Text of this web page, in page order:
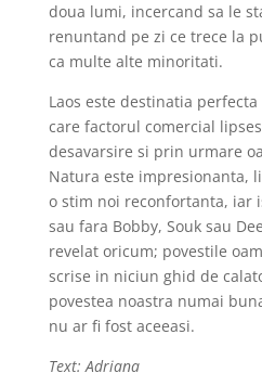
doua lumi, incercand sa le
renuntand pe zi ce trece la
ca multe alte minoritati.
Laos este destinatia
care factorul comercial
desavarsire si prin urmare
Natura este impresionanta,
o stim noi reconfortanta, iar
sau fara Bobby, Souk sau
revelat oricum; povestile
scrise in niciun ghid de
povestea noastra numai
nu ar fi fost aceeasi.
Text: Adriana